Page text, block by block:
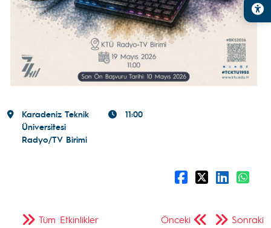
Karadeniz Teknik
Üniversitesi
Radyo/TV Birimi
11:00
Önceki Sonraki
Tüm Etkinlikler